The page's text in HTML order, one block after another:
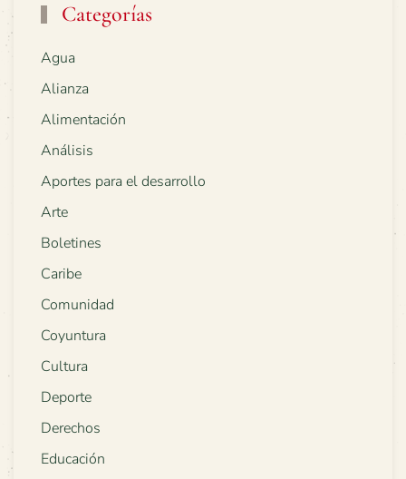
Categorías
Agua
Alianza
Alimentación
Análisis
Aportes para el desarrollo
Arte
Boletines
Caribe
Comunidad
Coyuntura
Cultura
Deporte
Derechos
Educación